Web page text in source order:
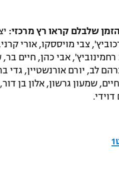
שלבלם קראו רץ מרכזי:
צבי מויססקו, אורי
אבי כהן, חיים
לב, יורם אורנשטיין, גדי
שמעון גרשון, אלון בן